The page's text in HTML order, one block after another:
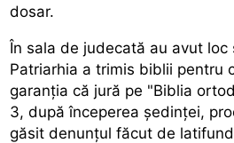
dosar.
În sala de judecată au avut loc
Patriarhia a trimis biblii pentru
garanţia că jură pe "Biblia
3, după începerea şedinţei,
găsit denunţul făcut de